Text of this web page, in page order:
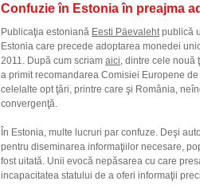
Confuzie în Estonia în preajma
Publicaţia estoniană Eesti Päevalehtpublică
Estonia care precede adoptarea monedei
2011. După cum scriam aici, dintre cele nouă
a primit recomandarea Comisiei Europene
celelalte opt ţări, printre care şi România,
convergenţă.
În Estonia, multe lucruri par confuze. Deşi
pentru diseminarea informaţiilor necesare,
fost uitată. Unii evocă nepăsarea cu care
incapacitatea statului de a oferi informaţii